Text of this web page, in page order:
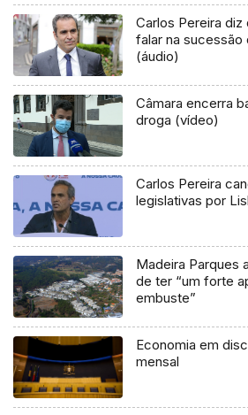
Carlos Pereira
falar na
(áudio)
Câmara encerra
droga (vídeo)
Carlos Pereira
legislativas por
Madeira Parques
de ter “um forte
embuste”
Economia em
mensal